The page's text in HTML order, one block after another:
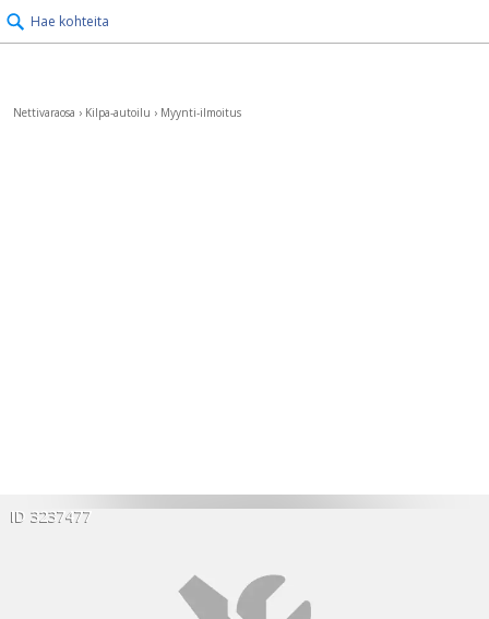
Hae kohteita
Nettivaraosa › Kilpa-autoilu › Myynti-ilmoitus
ID 3237477